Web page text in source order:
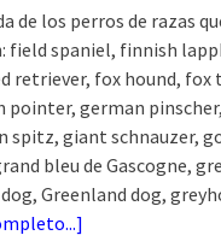
de los perros de razas
field spaniel, finnish
retriever, fox hound, fox
pointer, german
spitz, giant schnauzer,
bleu de Gascogne,
Greenland dog,
]